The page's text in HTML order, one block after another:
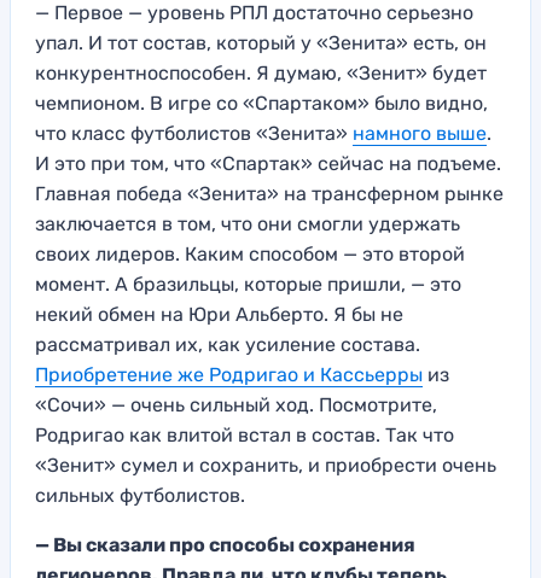
— Первое — уровень РПЛ достаточно серьезно
упал. И тот состав, который у «Зенита» есть, он
конкурентноспособен. Я думаю, «Зенит» будет
чемпионом. В игре со «Спартаком» было видно,
что класс футболистов «Зенита» намного выше.
И это при том, что «Спартак» сейчас на подъеме.
Главная победа «Зенита» на трансферном рынке
заключается в том, что они смогли удержать
своих лидеров. Каким способом — это второй
момент. А бразильцы, которые пришли, — это
некий обмен на Юри Альберто. Я бы не
рассматривал их, как усиление состава.
Приобретение же Родригао и Кассьерры из
«Сочи» — очень сильный ход. Посмотрите,
Родригао как влитой встал в состав. Так что
«Зенит» сумел и сохранить, и приобрести очень
сильных футболистов.
— Вы сказали про способы сохранения